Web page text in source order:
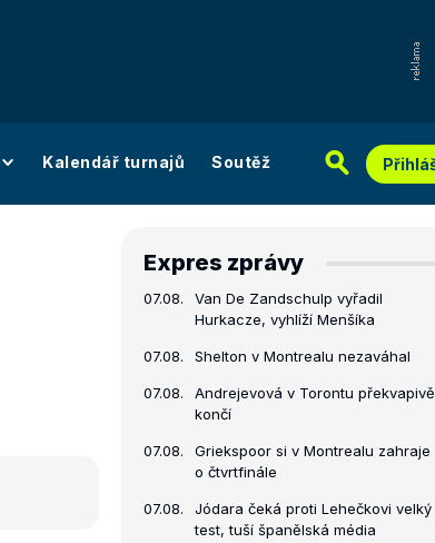
Kalendář turnajů Soutěž
Expres zprávy
07.08.
Van De Zandschulp vyřadil
Hurkacze, vyhlíží Menšíka
07.08. Shelton v Montrealu nezaváhal
07.08.
Andrejevová v Torontu překvapivě
končí
07.08.
Griekspoor si v Montrealu zahraje
o čtvrtfinále
07.08.
Jódara čeká proti Lehečkovi velký
test, tuší španělská média